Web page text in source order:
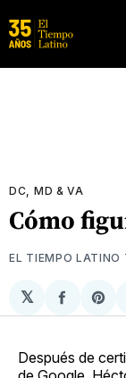
DC, MD & VA
Cómo
EL TIEMPO LATINO
𝕏
en
on
Después de